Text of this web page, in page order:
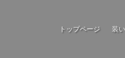
トップページ 装